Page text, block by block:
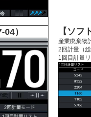
） 【ソフ
産業廃棄物
2回計量（
1回目計量